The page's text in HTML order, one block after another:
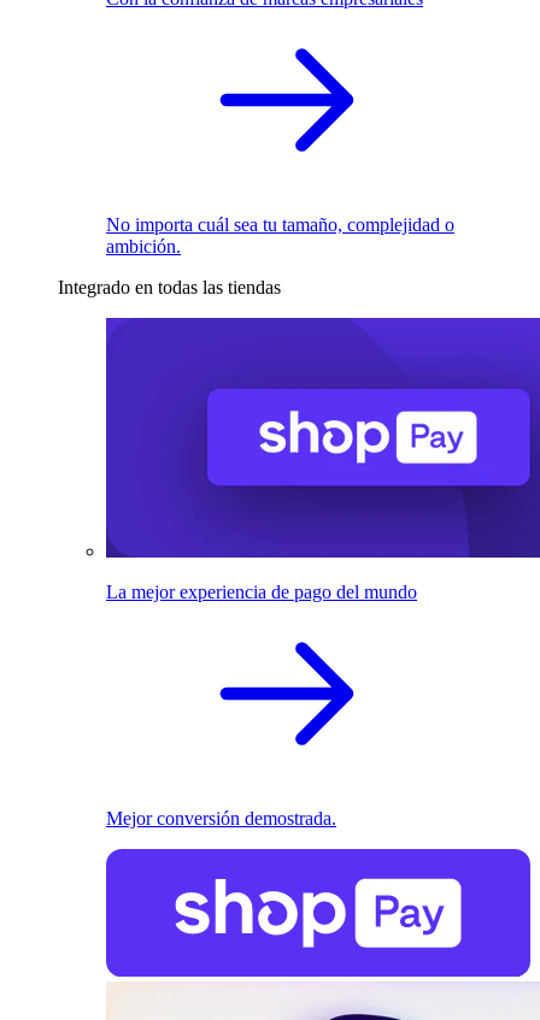
No importa cuál sea tu tamaño, complejidad o
ambición.
Integrado en todas las tiendas
La mejor experiencia de pago del mundo
Mejor conversión demostrada.